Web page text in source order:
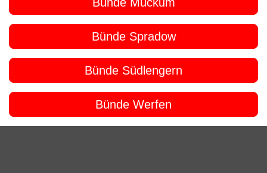
Bünde Spradow
Bünde Südlengern
Bünde Werfen